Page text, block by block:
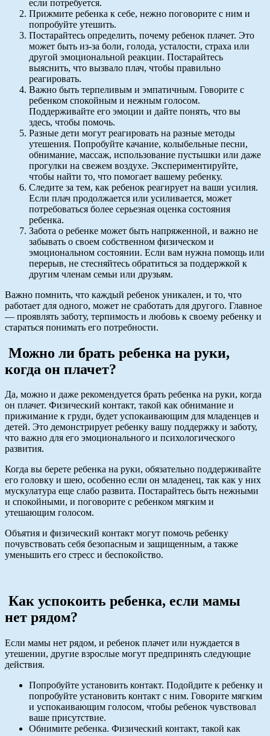
если потребуется.
Прижмите ребенка к себе, нежно поговорите с ним и
попробуйте утешить.
Постарайтесь определить, почему ребенок плачет. Это
может быть из-за боли, голода, усталости, страха или
другой эмоциональной реакции. Постарайтесь
выяснить, что вызвало плач, чтобы правильно
реагировать.
Важно быть терпеливым и эмпатичным. Говорите с
ребенком спокойным и нежным голосом.
Поддерживайте его эмоции и дайте понять, что вы
здесь, чтобы помочь.
Разные дети могут реагировать на разные методы
утешения. Попробуйте качание, колыбельные песни,
обнимание, массаж, использование пустышки или даже
прогулки на свежем воздухе. Экспериментируйте,
чтобы найти то, что помогает вашему ребенку.
Следите за тем, как ребенок реагирует на ваши усилия.
Если плач продолжается или усиливается, может
потребоваться более серьезная оценка состояния
ребенка.
Забота о ребенке может быть напряженной, и важно не
забывать о своем собственном физическом и
эмоциональном состоянии. Если вам нужна помощь или
перерыв, не стесняйтесь обратиться за поддержкой к
другим членам семьи или друзьям.
Важно помнить, что каждый ребенок уникален, и то, что
работает для одного, может не сработать для другого. Главное
— проявлять заботу, терпимость и любовь к своему ребенку и
стараться понимать его потребности.
Можно ли брать ребенка на руки,
когда он плачет?
Да, можно и даже рекомендуется брать ребенка на руки, когда
он плачет. Физический контакт, такой как обнимание и
прижимание к груди, будет успокаивающим для младенцев и
детей. Это демонстрирует ребенку вашу поддержку и заботу,
что важно для его эмоционального и психологического
развития.
Когда вы берете ребенка на руки, обязательно поддерживайте
его головку и шею, особенно если он младенец, так как у них
мускулатура еще слабо развита. Постарайтесь быть нежными
и спокойными, и поговорите с ребенком мягким и
утешающим голосом.
Объятия и физический контакт могут помочь ребенку
почувствовать себя безопасным и защищенным, а также
уменьшить его стресс и беспокойство.
Как успокоить ребенка, если мамы
нет рядом?
Если мамы нет рядом, и ребенок плачет или нуждается в
утешении, другие взрослые могут предпринять следующие
действия.
Попробуйте установить контакт. Подойдите к ребенку и
попробуйте установить контакт с ним. Говорите мягким
и успокаивающим голосом, чтобы ребенок чувствовал
ваше присутствие.
Обнимите ребенка. Физический контакт, такой как